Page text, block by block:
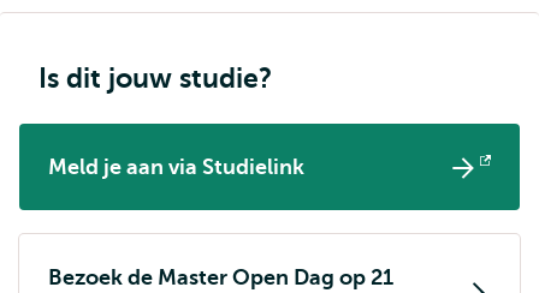
Is dit jouw studie?
Meld je aan via Studielink
Opent
extern
Bezoek de Master Open Dag op 21